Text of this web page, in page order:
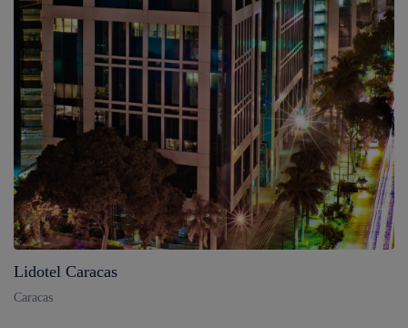
Lidotel Caracas
Caracas